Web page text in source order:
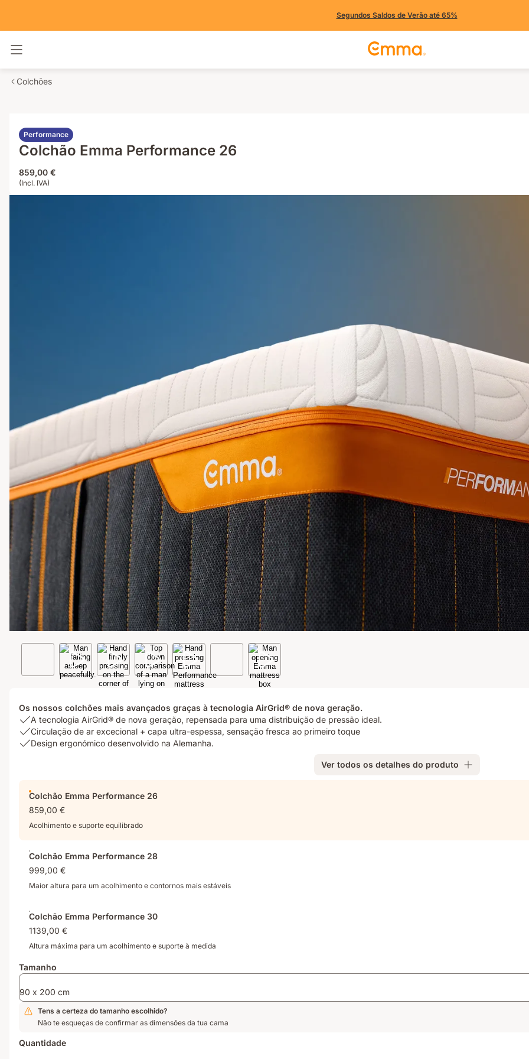
Segundos Saldos de Verão até 65%
Colchões
Performance
Colchão Emma Performance 26
859,00 €
(Incl. IVA)
Os nossos colchões mais avançados graças à tecnologia AirGrid® de nova geração.
USP
1:
A
nova
geração,
repensada
para
distribuição
pressão
ideal.
A tecnologia AirGrid® de nova geração, repensada para uma distribuição de pressão ideal.
USP
2:
excecional
capa
ultra-
sensação
fresca
primeiro
Circulação de ar excecional + capa ultra-espessa, sensação fresca ao primeiro toque
USP
desenvolvido
Alemanha.
Design ergonómico desenvolvido na Alemanha.
Ver todos os detalhes do produto
Colchão Emma Performance 26
859,00 €
Acolhimento e suporte equilibrado
Colchão Emma Performance 28
999,00 €
Maior altura para um acolhimento e contornos mais estáveis
Colchão Emma Performance 30
1139,00 €
Altura máxima para um acolhimento e suporte à medida
Tamanho
90 x 200 cm
Tens a certeza do tamanho escolhido?
Não te esqueças de confirmar as dimensões da tua cama
Quantidade